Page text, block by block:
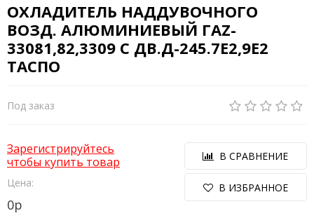
ОХЛАДИТЕЛЬ НАДДУВОЧНОГО
ВОЗД. АЛЮМИНИЕВЫЙ ГАZ-
33081,82,3309 С ДВ.Д-245.7Е2,9Е2
ТАСПО
Под заказ
Зарегистрируйтесь
чтобы купить товар
Цена:
0р
В СРАВНЕНИЕ
В ИЗБРАННОЕ